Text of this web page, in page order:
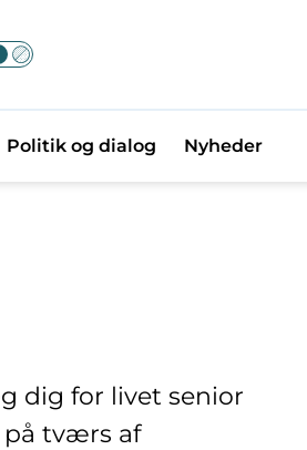
Politik og dialog Nyheder
dig for livet senior
på tværs af